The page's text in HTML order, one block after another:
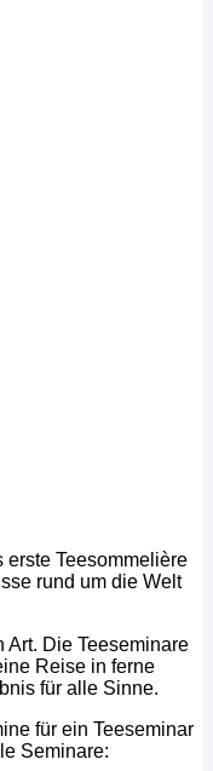
erste Teesommelière
rund um die Welt
Art. Die Teeseminare
Reise in ferne
für alle Sinne.
für ein Teeseminar
Seminare: